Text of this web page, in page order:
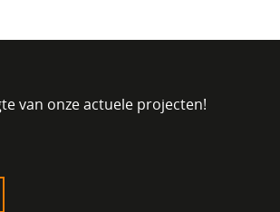
van onze actuele projecten!